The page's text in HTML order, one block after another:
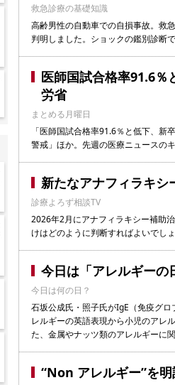
救急診療の基礎知識
高齢男性の自動車での自損事故。救
判明しました。ショックの鑑別診断
医師国試合格率91.6％
労省
まとめる月曜日
「医師国試合格率91.6％と低下、
警戒」ほか。先週の医療ニュースの
新たなアナフィラキシ
診療よろず相談TV
2026年2月にアナフィラキシー補助
けはどのように判断すればよいでし
今日は「アレルギーの
今日は何の日？
石坂公成氏・照子氏がIgE（免疫グ
レルギーの英語表現から小児のアレ
た、金属やナッツ類のアレルギーに
“Non アレルギー”を